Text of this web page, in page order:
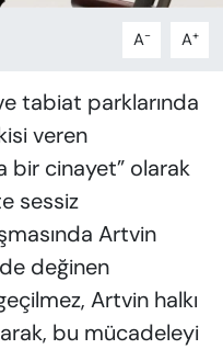
A- A+
tabiat parklarında
veren
bir cinayet” olarak
sessiz
Artvin
değinen
Artvin halkı
bu mücadeleyi